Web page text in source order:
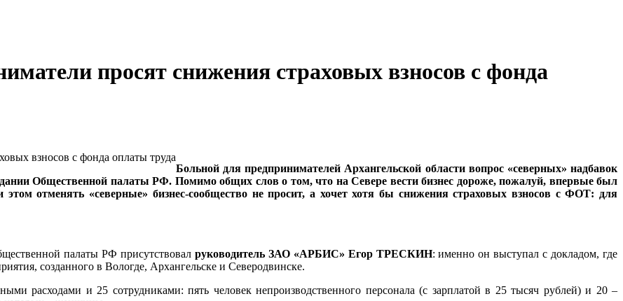
просят снижения страховых взносов с фонда
Больной для предпринимателей Архангельской области вопрос «северных» надбавок
Общественной палаты РФ. Помимо общих слов о том, что на Севере вести бизнес дороже, пожалуй, впервые был
отменять «северные» бизнес-сообщество не просит, а хочет хотя бы снижения страховых взносов с ФОТ: для
палаты РФ присутствовал руководитель ЗАО «АРБИС» Егор ТРЕСКИН: именно он выступал с докладом, где
созданного в Вологде, Архангельске и Северодвинске.
расходами и 25 сотрудниками: пять человек непроизводственного персонала (с зарплатой в 25 тысяч рублей) и 20 –